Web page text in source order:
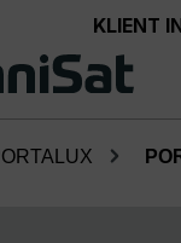
zawartości
KLIENT